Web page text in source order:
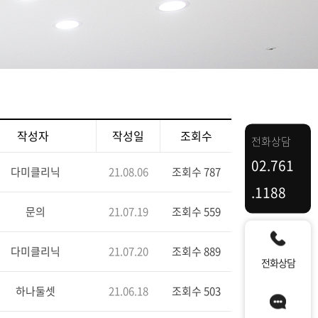
작성자 작성일 조회수
다미클리닉 21.08.06 조회수 787
문의 21.07.19 조회수 559
다미클리닉 21.07.20 조회수 889
하나둘셋 21.06.18 조회수 503
전화상담
02.761
.1188
전화상담